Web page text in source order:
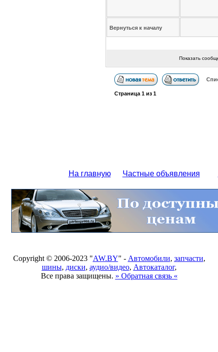
Вернуться к началу
Показать
Страница 1из 1
На главную Частные объявления
Copyright © 2006-2023 "AW.BY" - Автомобили, запчасти,
шины, диски, аудио/видео, Автокаталог,
Все права защищены. » Обратная связь «